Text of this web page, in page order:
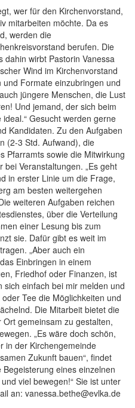
wer für den Kirchenvorstand,
mitarbeiten möchte. Da es
werden die
berufen. Die
dahin wirbt Pastorin Vanessa
Wind im Kirchenvorstand
Formate einzubringen und
jüngere Menschen, die Lust
Und jemand, der sich beim
Gesucht werden gerne
Kandidaten. Zu den Aufgaben
(2-3 Std. Aufwand), die
Pfarramts sowie die Mitwirkung
Veranstaltungen. „Es geht
in erster Linie um die Frage,
am besten weitergehen
weiteren Aufgaben reichen
über die Verteilung
einer Lesung bis zum
sie. Dafür gibt es weit im
„Aber auch ein
Einbringen in einem
Friedhof oder Finanzen, ist
einfach bei mir melden und
Tee die Möglichkeiten und
Die Mitarbeit bietet die
gemeinsam zu gestalten,
„Es wäre doch schön,
in der Kirchengemeinde
Zukunft bauen“, findet
eines einzelnen
viel bewegen!“ Sie ist unter
an: vanessa.bethe@evlka.de